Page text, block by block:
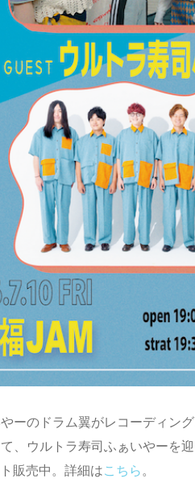
ーのドラム翼がレコーディン
、ウルトラ寿司ふぁいやーを
販売中。詳細はこちら 。